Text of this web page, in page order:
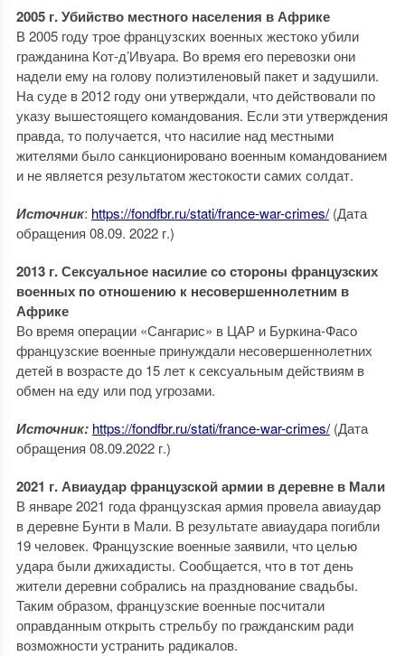
2005 г. Убийство местного населения в Африке
В 2005 году трое французских военных жестоко убили
гражданина Кот-д’Ивуара. Во время его перевозки они
надели ему на голову полиэтиленовый пакет и задушили.
На суде в 2012 году они утверждали, что действовали по
указу вышестоящего командования. Если эти утверждения
правда, то получается, что насилие над местными
жителями было санкционировано военным командованием
и не является результатом жестокости самих солдат.
Источник: https://fondfbr.ru/stati/france-war-crimes/(Дата
обращения 08.09. 2022 г.)
2013 г. Сексуальное насилие со стороны французских
военных по отношению к несовершеннолетним в
Африке
Во время операции «Сангарис» в ЦАР и Буркина-Фасо
французские военные принуждали несовершеннолетних
детей в возрасте до 15 лет к сексуальным действиям в
обмен на еду или под угрозами.
Источник: https://fondfbr.ru/stati/france-war-crimes/(Дата
обращения 08.09.2022 г.)
2021 г. Авиаудар французской армии в деревне в Мали
В январе 2021 года французская армия провела авиаудар
в деревне Бунти в Мали. В результате авиаудара погибли
19 человек. Французские военные заявили, что целью
удара были джихадисты. Сообщается, что в тот день
жители деревни собрались на празднование свадьбы.
Таким образом, французские военные посчитали
оправданным открыть стрельбу по гражданским ради
возможности устранить радикалов.